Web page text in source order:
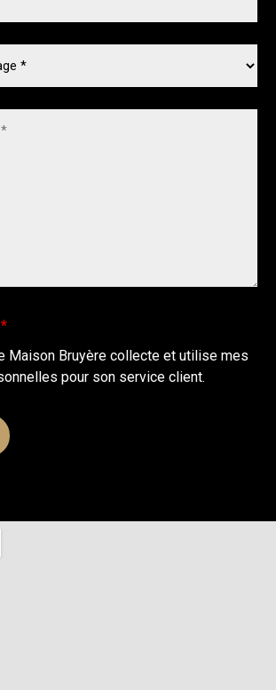
*
Maison Bruyère collecte et utilise mes
pour son service client.